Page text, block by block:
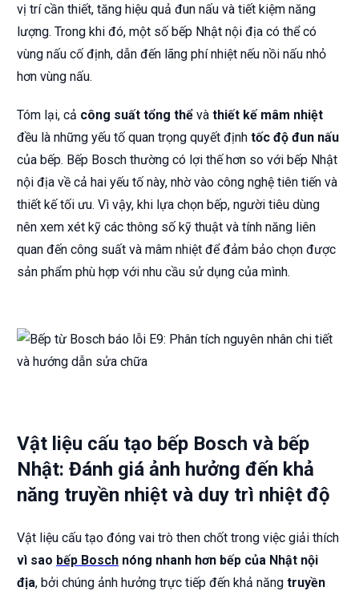
vị trí cần thiết, tăng hiệu quả đun nấu và tiết kiệm năng
lượng. Trong khi đó, một số bếp Nhật nội địa có thể có
vùng nấu cố định, dẫn đến lãng phí nhiệt nếu nồi nấu nhỏ
hơn vùng nấu.
Tóm lại, cả công suất tổng thể và thiết kế mâm nhiệt
đều là những yếu tố quan trọng quyết định tốc độ đun nấu
của bếp. Bếp Bosch thường có lợi thế hơn so với bếp Nhật
nội địa về cả hai yếu tố này, nhờ vào công nghệ tiên tiến và
thiết kế tối ưu. Vì vậy, khi lựa chọn bếp, người tiêu dùng
nên xem xét kỹ các thông số kỹ thuật và tính năng liên
quan đến công suất và mâm nhiệt để đảm bảo chọn được
sản phẩm phù hợp với nhu cầu sử dụng của mình.
Vật liệu cấu tạo bếp Bosch và bếp
Nhật: Đánh giá ảnh hưởng đến khả
năng truyền nhiệt và duy trì nhiệt độ
Vật liệu cấu tạo đóng vai trò then chốt trong việc giải thích
vì sao bếp Bosch nóng nhanh hơn bếp của Nhật nội
địa, bởi chúng ảnh hưởng trực tiếp đến khả năng truyền